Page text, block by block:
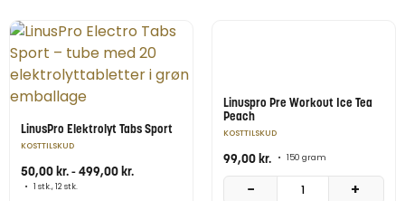
LinusPro Elektrolyt Tabs Sport
KOSTTILSKUD
50,00kr.-499,00kr.
• 1 stk., 12 stk.
Linuspro Pre Workout Ice Tea
Peach
KOSTTILSKUD
99,00kr. • 150 gram
− +